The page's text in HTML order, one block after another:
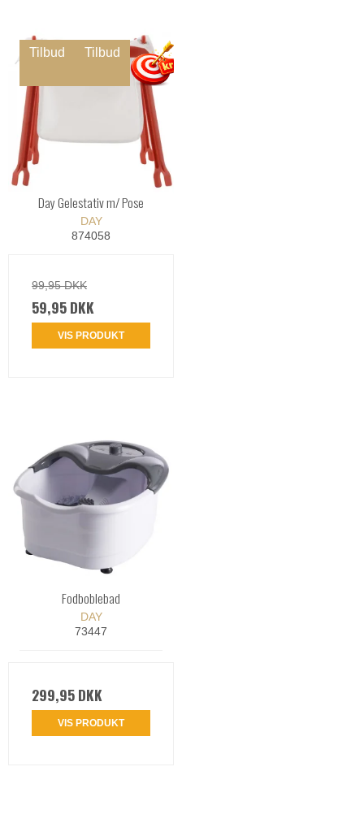
Tilbud Tilbud
Day Gelestativ m/ Pose
DAY
874058
99,95 DKK
59,95 DKK
VIS PRODUKT
Fodboblebad
DAY
73447
299,95 DKK
VIS PRODUKT